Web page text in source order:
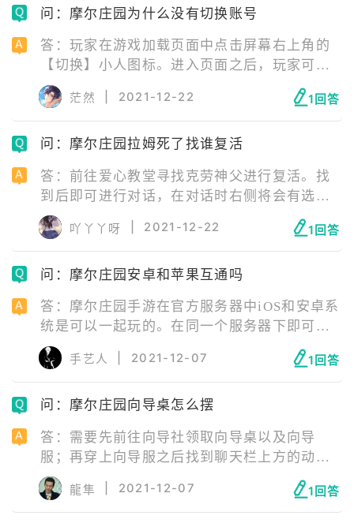
问：摩尔庄园为什么没有切换账号
答：玩家在游戏加载页面中点击屏幕右上角的
【切换】小人图标。进入页面之后，玩家可以
看见修改密码、切换账号等功能。点击选择第
二个切换账号功能，就会跳出切换页面。玩家
只要选择自己想要切换的账号，就可以进行切
换了。
茫然 2021-12-22 1回答
问：摩尔庄园拉姆死了找谁复活
答：前往爱心教堂寻找克劳神父进行复活。找
到后即可进行对话，在对话时右侧将会有选
项，点击复活拉姆选项，即可请求克劳神父复
活拉姆。需要注意的是，想要复活拉姆需要在
拉姆去世后的一个星期内前往复活，若是超过
一个星期，将不能复活，只能重新购买拉姆。
吖丫丫呀 2021-12-22 1回答
问：摩尔庄园安卓和苹果互通吗
答：摩尔庄园手游在官方服务器中iOS和安卓系
统是可以一起玩的。在同一个服务器下即可，
另外游戏的玩家数据是全服互通的。在官方服
务器下载的摩尔庄园手游是带有雷霆游戏的标
志的，认准该标志即可下载官服游戏。
手艺人 2021-12-07 1回答
问：摩尔庄园向导桌怎么摆
答：需要先前往向导社领取向导桌以及向导
服；再穿上向导服之后找到聊天栏上方的动作
按钮；找到并点击专属的向导套装动作；就能
够为自己的小摩尔摆上向导桌。
龍隼 2021-12-07 1回答